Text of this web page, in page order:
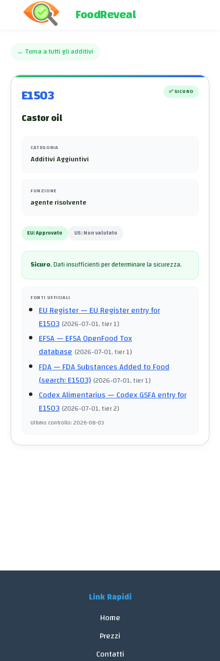
FoodReveal
← Torna a tutti gli additivi
E1503 ✅SICURO
Castor oil
CATEGORIA
Additivi Aggiuntivi
FUNZIONE
agente risolvente
EU:Approvato US:Non valutato
Sicuro.Dati insufficienti per determinare la sicurezza.
FONTI UFFICIALI
EU Register— EU Register entry for
E1503 (2026-07-01, tier 1)
EFSA— EFSA OpenFood Tox
database (2026-07-01, tier 1)
FDA— FDA Substances Added to Food
(search: E1503) (2026-07-01, tier 1)
Codex Alimentarius— Codex GSFA entry for
E1503 (2026-07-01, tier 2)
Ultimo controllo:2026-08-03
Link Rapidi
Home
Prezzi
Contatti